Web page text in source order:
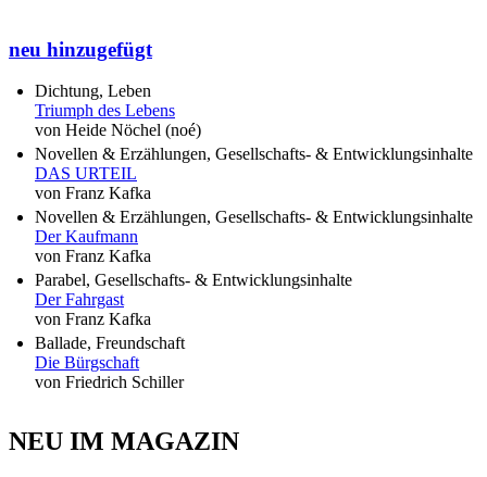
neu hinzugefügt
Dichtung, Leben
Triumph des Lebens
von Heide Nöchel (noé)
Novellen & Erzählungen, Gesellschafts- & Entwicklungsinhalte
DAS URTEIL
von Franz Kafka
Novellen & Erzählungen, Gesellschafts- & Entwicklungsinhalte
Der Kaufmann
von Franz Kafka
Parabel, Gesellschafts- & Entwicklungsinhalte
Der Fahrgast
von Franz Kafka
Ballade, Freundschaft
Die Bürgschaft
von Friedrich Schiller
NEU IM MAGAZIN